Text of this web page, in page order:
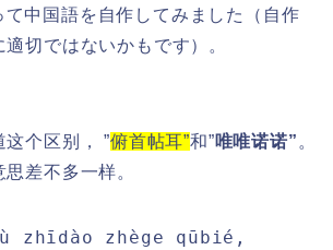
て中国語を自作してみました（自作
切ではないかもです）。
这个区别， ”俯首帖耳”和”唯唯诺诺” 。
差不多一样。
zhīdào zhège qūbié,